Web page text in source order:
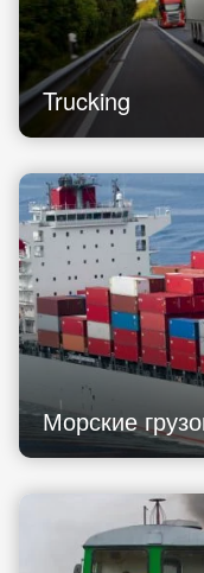
Trucking
Морские